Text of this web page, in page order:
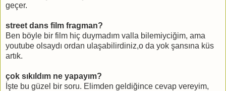
geçer.
street dans film fragman?
Ben böyle bir film hiç duymadım valla bilemiyciğim, ama
youtube olsaydı ordan ulaşabilirdiniz,o da yok şansına küs
artık.
çok sıkıldım ne yapayım?
İşte bu güzel bir soru. Elimden geldiğince cevap vereyim,